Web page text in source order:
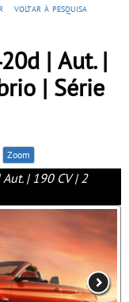
voltar à pesquisa
| Aut. |
| Série
Zoom
| 190 CV | 2